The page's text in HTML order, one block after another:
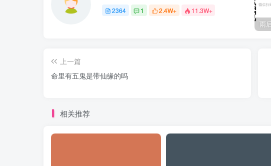
2364 1 2.4W+ 11.3W+
上一篇
命里有五鬼是带仙缘的吗
相关推荐